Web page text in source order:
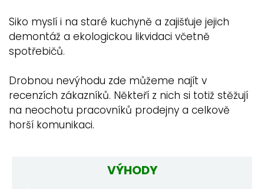
Siko myslí i na staré kuchyně a zajišťuje jejich
demontáž a ekologickou likvidaci včetně
spotřebičů.
Drobnou nevýhodu zde můžeme najít v
recenzích zákazníků. Někteří z nich si totiž stěžují
na neochotu pracovníků prodejny a celkově
horší komunikaci.
VÝHODY